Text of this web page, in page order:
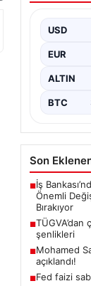
USD
EUR
ALTIN
BTC
Son
■İş
Önemli
Bırakıyor
■
şenlikleri
■Mohamed
açıklandı!
■Fed faizi